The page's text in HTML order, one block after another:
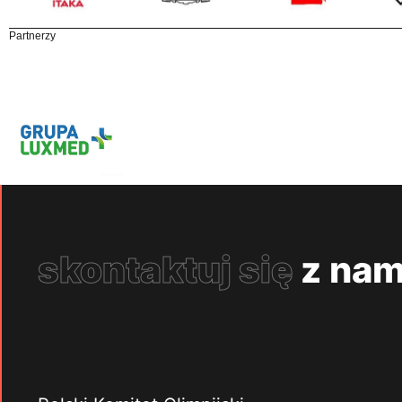
Partnerzy
skontaktuj się z